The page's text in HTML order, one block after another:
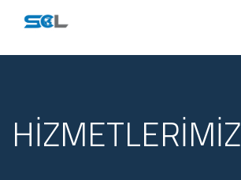
HIZMETLERIMIZ